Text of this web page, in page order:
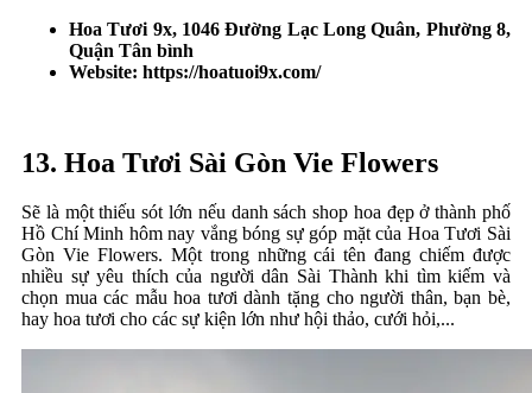
Hoa Tươi 9x, 1046 Đường Lạc Long Quân, Phường 8,
Quận Tân bình
Website: https://hoatuoi9x.com/
13. Hoa Tươi Sài Gòn Vie Flowers
Sẽ là một thiếu sót lớn nếu danh sách shop hoa đẹp ở thành phố
Hồ Chí Minh hôm nay vắng bóng sự góp mặt của Hoa Tươi Sài
Gòn Vie Flowers. Một trong những cái tên đang chiếm được
nhiều sự yêu thích của người dân Sài Thành khi tìm kiếm và
chọn mua các mẫu hoa tươi dành tặng cho người thân, bạn bè,
hay hoa tươi cho các sự kiện lớn như hội thảo, cưới hỏi,...